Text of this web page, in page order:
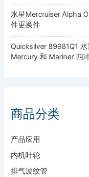
水星Mercruiser Alpha
件更换件
Quicksilver 89981Q1
Mercury 和 Mariner 四
商品分类
产品应用
内机叶轮
排气波纹管